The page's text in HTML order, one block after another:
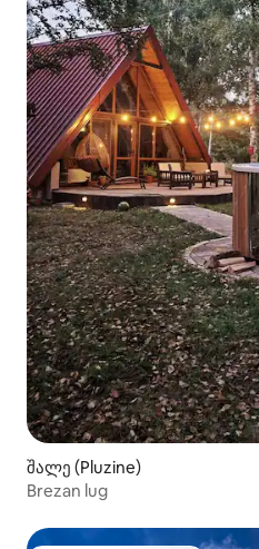
შალე (Pluzine)
Brezan lug